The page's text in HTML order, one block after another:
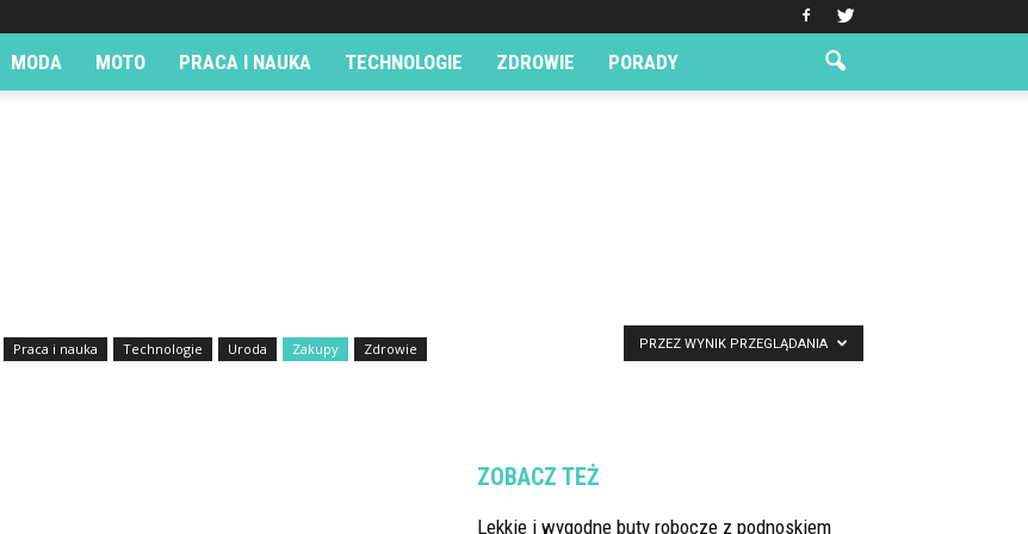
MODA MOTO PRACA I NAUKA TECHNOLOGIE ZDROWIE PORADY
Praca i nauka Technologie Uroda Zakupy
Zdrowie
PRZEZ WYNIK PRZEGLĄDANIA
ZOBACZ TEŻ
Lekkie i wygodne buty robocze z podnoskiem